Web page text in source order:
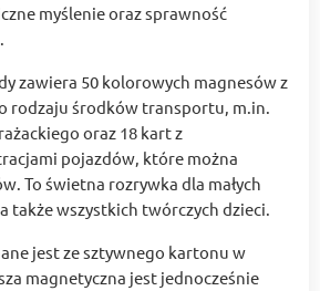
myślenie oraz sprawność
zawiera 50 kolorowych magnesów z
rodzaju środków transportu, m.in.
oraz 18 kart z
pojazdów, które można
To świetna rozrywka dla małych
także wszystkich twórczych dzieci.
jest ze sztywnego kartonu w
magnetyczna jest jednocześnie